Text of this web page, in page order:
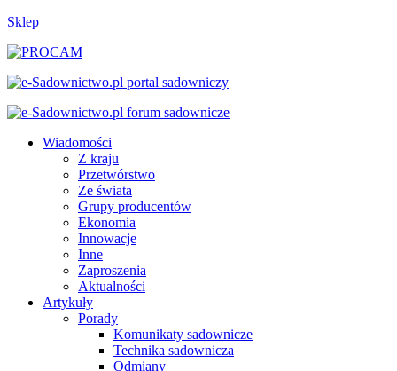
Sklep
Wiadomości
Z kraju
Przetwórstwo
Ze świata
Grupy producentów
Ekonomia
Innowacje
Inne
Zaproszenia
Aktualności
Artykuły
Porady
Komunikaty sadownicze
Technika sadownicza
Odmiany